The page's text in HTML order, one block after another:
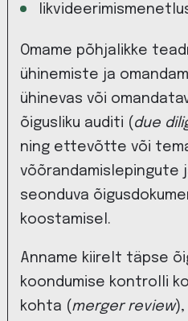
Omame põhjalikke
ühinemiste ja
ühinevas või
õigusliku auditi ( due
ning ettevõtte või
võõrandamislepingute
seonduva
koostamisel.
Anname kiirelt täpse
koondumise kontrolli
kohta (merger review),